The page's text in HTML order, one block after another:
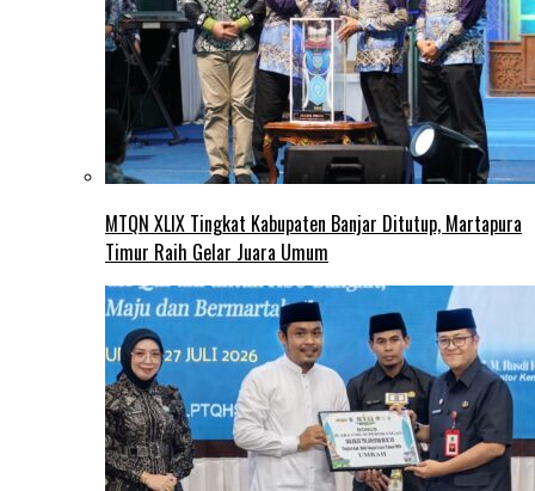
MTQN XLIX Tingkat Kabupaten Banjar Ditutup, Martapura
Timur Raih Gelar Juara Umum